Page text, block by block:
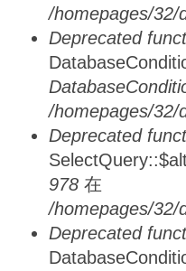
/homepages/32/
Deprecated
/homepages/32/
Deprecated
978 在
/homepages/32/
Deprecated